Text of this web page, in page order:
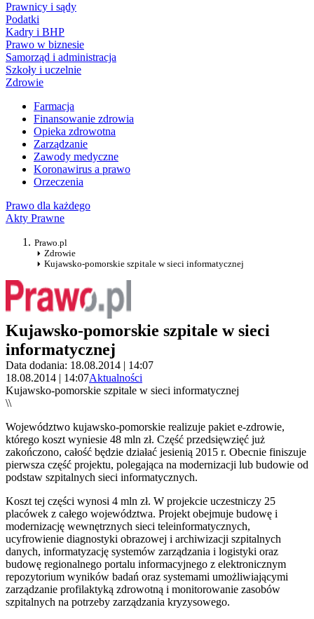
Prawnicy i sądy
Podatki
Kadry i BHP
Prawo w biznesie
Samorząd i administracja
Szkoły i uczelnie
Zdrowie
Farmacja
Finansowanie zdrowia
Opieka zdrowotna
Zarządzanie
Zawody medyczne
Koronawirus a prawo
Orzeczenia
Prawo dla każdego
Akty Prawne
Prawo.pl
Zdrowie
Kujawsko-pomorskie szpitale w sieci informatycznej
Kujawsko-pomorskie szpitale w sieci
informatycznej
Data dodania: 18.08.2014 | 14:07
18.08.2014 | 14:07Aktualności
Kujawsko-pomorskie szpitale w sieci informatycznej
\\
Województwo kujawsko-pomorskie realizuje pakiet e-zdrowie,
którego koszt wyniesie 48 mln zł. Część przedsięwzięć już
zakończono, całość będzie działać jesienią 2015 r. Obecnie finiszuje
pierwsza część projektu, polegająca na modernizacji lub budowie od
podstaw szpitalnych sieci informatycznych.
Koszt tej części wynosi 4 mln zł. W projekcie uczestniczy 25
placówek z całego województwa. Projekt obejmuje budowę i
modernizację wewnętrznych sieci teleinformatycznych,
ucyfrowienie diagnostyki obrazowej i archiwizacji szpitalnych
danych, informatyzację systemów zarządzania i logistyki oraz
budowę regionalnego portalu informacyjnego z elektronicznym
repozytorium wyników badań oraz systemami umożliwiającymi
zarządzanie profilaktyką zdrowotną i monitorowanie zasobów
szpitalnych na potrzeby zarządzania kryzysowego.